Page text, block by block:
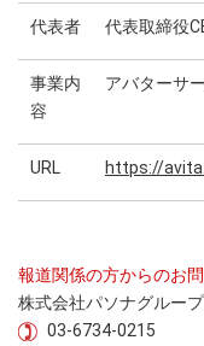
代表者 代表取締役
事業内
容
アバターサ
URL https://
報道関係の方からのお
株式会社パソナグルー
03-6734-0215